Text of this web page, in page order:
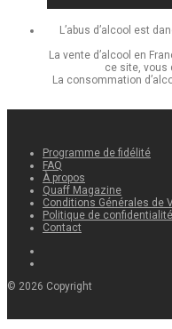
L’abus d’alcool est
La vente d’alcool en
ce site, vous
La consommation
Programme de fidélité
FAQ
À propos
Quaff Magazine
Conditions Générales de
Politique de confidentialité
Contact
© 2026 Copyright